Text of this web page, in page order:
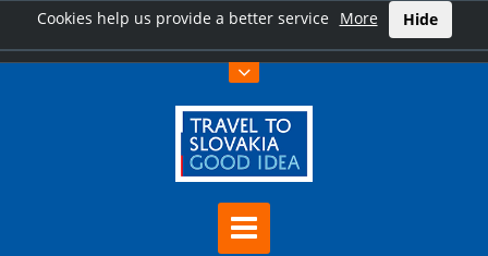
Cookies help us provide a better service More Hide